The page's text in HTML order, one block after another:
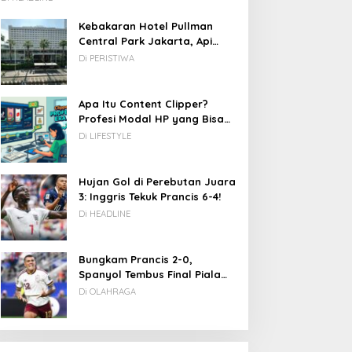
80% CIO Asia Pasifik
demi GenAI
2027
Tertahan
Kebakaran Hotel Pullman
Central Park Jakarta, Api
Berawal dari Gedung Parkir
Di PERISTIWA
Apa Itu Content Clipper?
Profesi Modal HP yang Bisa
Menghasilkan Puluhan Juta
Di LIFESTYLE
Hujan Gol di Perebutan Juara
3: Inggris Tekuk Prancis 6-4!
Di HEADLINE
Bungkam Prancis 2-0,
Spanyol Tembus Final Piala
Dunia 2026
Di OLAHRAGA